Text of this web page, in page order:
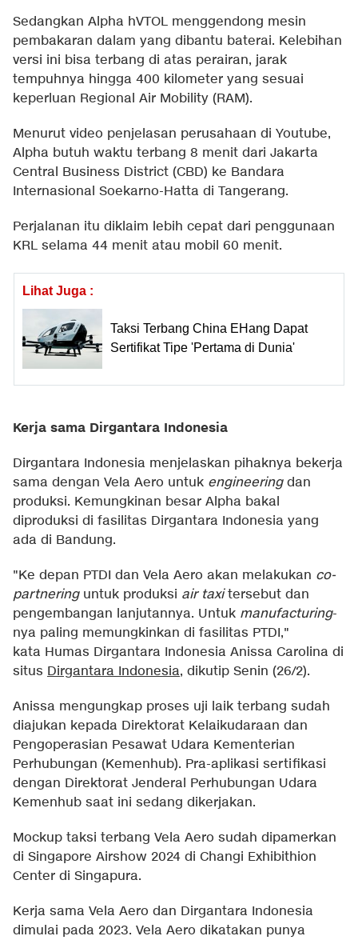
Sedangkan Alpha hVTOL menggendong mesin
pembakaran dalam yang dibantu baterai. Kelebihan
versi ini bisa terbang di atas perairan, jarak
tempuhnya hingga 400 kilometer yang sesuai
keperluan Regional Air Mobility (RAM).
Menurut video penjelasan perusahaan di Youtube,
Alpha butuh waktu terbang 8 menit dari Jakarta
Central Business District (CBD) ke Bandara
Internasional Soekarno-Hatta di Tangerang.
Perjalanan itu diklaim lebih cepat dari penggunaan
KRL selama 44 menit atau mobil 60 menit.
Lihat Juga :
Taksi Terbang China EHang Dapat
Sertifikat Tipe 'Pertama di Dunia'
Kerja sama Dirgantara Indonesia
Dirgantara Indonesia menjelaskan pihaknya bekerja
sama dengan Vela Aero untuk engineeringdan
produksi. Kemungkinan besar Alpha bakal
diproduksi di fasilitas Dirgantara Indonesia yang
ada di Bandung.
"Ke depan PTDI dan Vela Aero akan melakukan co-
partneringuntuk produksi air taxitersebut dan
pengembangan lanjutannya. Untuk manufacturing-
nya paling memungkinkan di fasilitas PTDI,"
kata Humas Dirgantara Indonesia Anissa Carolina di
situs Dirgantara Indonesia, dikutip Senin (26/2).
Anissa mengungkap proses uji laik terbang sudah
diajukan kepada Direktorat Kelaikudaraan dan
Pengoperasian Pesawat Udara Kementerian
Perhubungan (Kemenhub). Pra-aplikasi sertifikasi
dengan Direktorat Jenderal Perhubungan Udara
Kemenhub saat ini sedang dikerjakan.
Mockup taksi terbang Vela Aero sudah dipamerkan
di Singapore Airshow 2024 di Changi Exhibithion
Center di Singapura.
Kerja sama Vela Aero dan Dirgantara Indonesia
dimulai pada 2023. Vela Aero dikatakan punya